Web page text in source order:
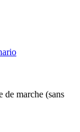
de marche (sans